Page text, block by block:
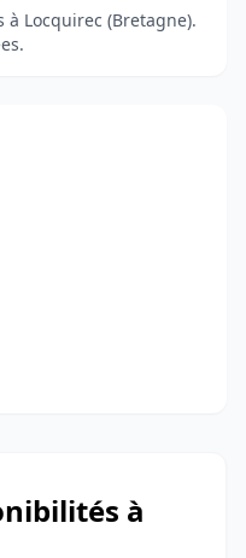
à Locquirec (Bretagne).
à